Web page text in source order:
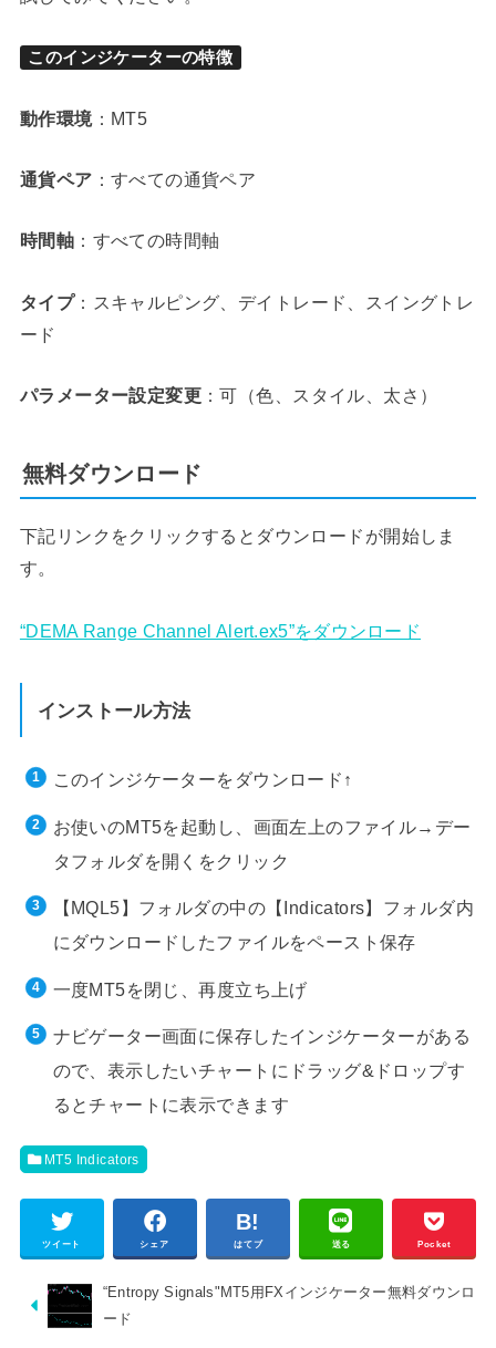
このインジケーターの特徴
動作環境：MT5
通貨ペア ：すべての通貨ペア
時間軸 ：すべての時間軸
タイプ：スキャルピング、デイトレード、スイングトレ
ード
パラメーター設定変更 ：可（色、スタイル、太さ）
無料ダウンロード
下記リンクをクリックするとダウンロードが開始しま
す。
“DEMA Range Channel Alert.ex5”をダウンロード
インストール方法
このインジケーターをダウンロード↑
お使いのMT5を起動し、画面左上のファイル→デー
タフォルダを開くをクリック
【MQL5】フォルダの中の【Indicators】フォルダ内
にダウンロードしたファイルをペースト保存
一度MT5を閉じ、再度立ち上げ
ナビゲーター画面に保存したインジケーターがある
ので、表示したいチャートにドラッグ&ドロップす
るとチャートに表示できます
MT5 Indicators
ツイート シェア はてブ 送る Pocket
“Entropy Signals"MT5用FXインジケーター無料ダウンロ
ード